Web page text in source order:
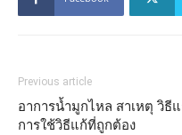
Previous article
อาการน้ำมูกไหล สาเหตุ วิธี
การใช้วิธีแก้ที่ถูกต้อง